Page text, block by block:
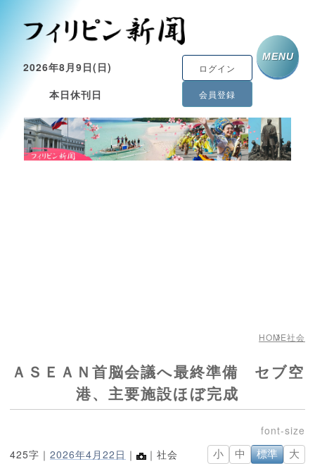
2026年8月9日(日)
本日休刊日
ログイン
会員登録
MENU
HOME社会
ＡＳＥＡＮ首脳会議へ最終準備 セブ空
港、主要施設ほぼ完成
425字｜ 2026年4月22日 ｜ ｜社会 小 中 標準 大